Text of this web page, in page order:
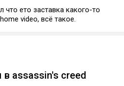
что ето заставка какого-то
video, всё такое.
в assassin's creed